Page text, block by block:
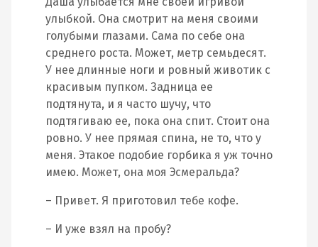
улыбкой. Она смотрит на меня своими
голубыми глазами. Сама по себе она
среднего роста. Может, метр семьдесят.
У нее длинные ноги и ровный животик с
красивым пупком. Задница ее
подтянута, и я часто шучу, что
подтягиваю ее, пока она спит. Стоит она
ровно. У нее прямая спина, не то, что у
меня. Этакое подобие горбика я уж точно
имею. Может, она моя Эсмеральда?
– Привет. Я приготовил тебе кофе.
– И уже взял на пробу?